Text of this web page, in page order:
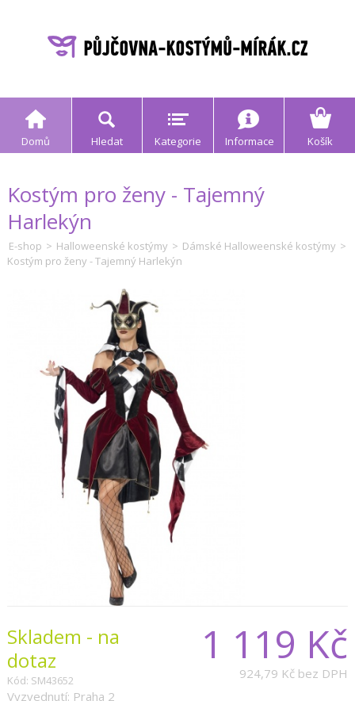
Domů Hledat Kategorie Informace Košík
Kostým pro ženy - Tajemný
Harlekýn
E-shop > Halloweenské kostýmy > Dámské Halloweenské kostýmy >
Kostým pro ženy - Tajemný Harlekýn
1 119 Kč
924,79 Kč bez DPH
Skladem - na
dotaz
Kód: SM43652
Vyzvednutí: Praha 2